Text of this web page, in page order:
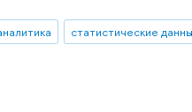
статистические